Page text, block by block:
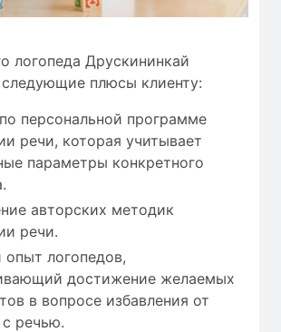
логопеда Друскининкай
следующие плюсы клиенту:
персональной программе
речи, которая учитывает
параметры конкретного
авторских методик
речи.
логопедов,
достижение желаемых
в вопросе избавления от
речью.